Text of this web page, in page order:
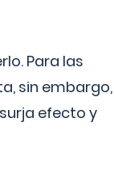
Para las
sin embargo,
efecto y